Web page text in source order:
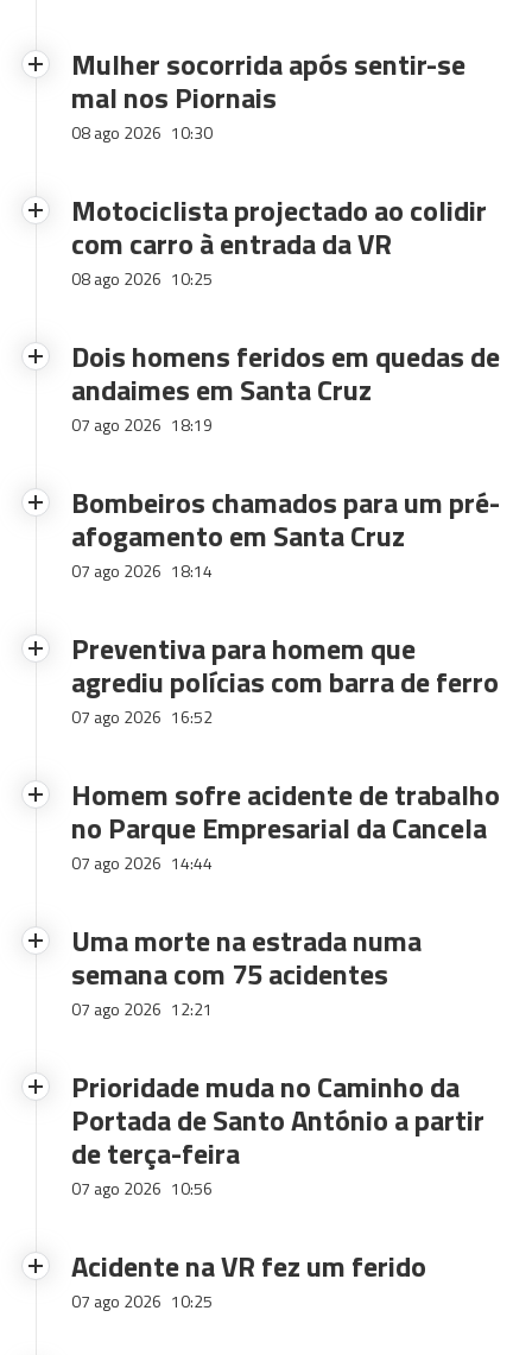
Mulher socorrida após sentir-se
mal nos Piornais
08 ago 2026 10:30
Motociclista projectado ao colidir
com carro à entrada da VR
08 ago 2026 10:25
Dois homens feridos em quedas de
andaimes em Santa Cruz
07 ago 2026 18:19
Bombeiros chamados para um pré-
afogamento em Santa Cruz
07 ago 2026 18:14
Preventiva para homem que
agrediu polícias com barra de ferro
07 ago 2026 16:52
Homem sofre acidente de trabalho
no Parque Empresarial da Cancela
07 ago 2026 14:44
Uma morte na estrada numa
semana com 75 acidentes
07 ago 2026 12:21
Prioridade muda no Caminho da
Portada de Santo António a partir
de terça-feira
07 ago 2026 10:56
Acidente na VR fez um ferido
07 ago 2026 10:25